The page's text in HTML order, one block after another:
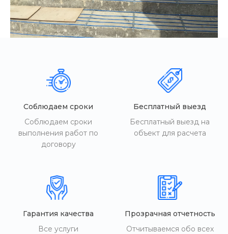
Соблюдаем сроки
Соблюдаем сроки
выполнения работ по
договору
Бесплатный выезд
Бесплатный выезд на
объект для расчета
Гарантия качества
Все услуги
Прозрачная отчетность
Отчитываемся обо всех